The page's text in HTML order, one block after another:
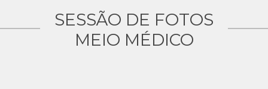
SESSÃO DE FOTOS
MEIO MÉDICO